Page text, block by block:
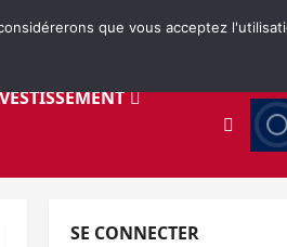
SE CONNECTER
que vous acceptez